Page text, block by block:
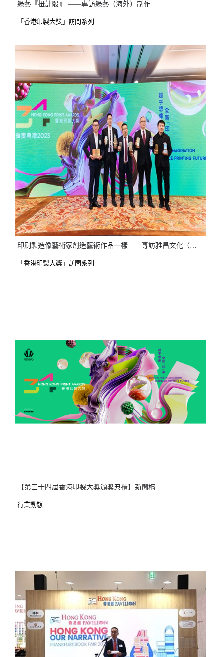
綠藝『扭計骰』 ——專訪綠藝（海外）制作
「香港印製大獎」訪問系列
印刷製造像藝術家創造藝術作品一樣——專訪雅昌文化（集團）有限公司
「香港印製大獎」訪問系列
【第三十四屆香港印製大奬頒獎典禮】新聞稿
行業動態